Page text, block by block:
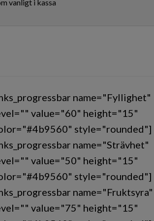
vanligt i kassa
name="Fyllighet"
value="60" height="15"
style="rounded"]
name="Strävhet"
value="50" height="15"
style="rounded"]
name="Fruktsyra"
value="75" height="15"